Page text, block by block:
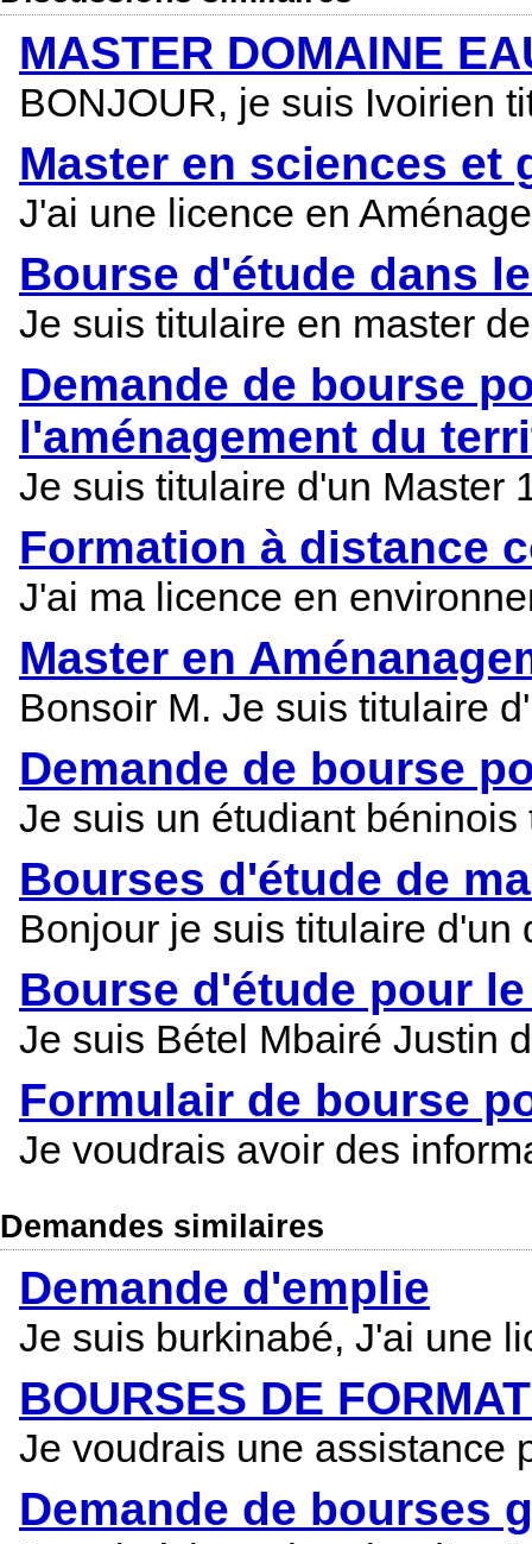
MASTER DOMAINE
BONJOUR, je suis Ivoirien
Master en sciences et
J'ai une licence en
Bourse d'étude dans
Je suis titulaire en master
Demande de bourse
l'aménagement du
Je suis titulaire d'un Master
Formation à distance
J'ai ma licence en
Master en
Bonsoir M. Je suis titulaire
Demande de bourse
Je suis un étudiant
Bourses d'étude de
Bonjour je suis titulaire
Bourse d'étude pour
Je suis Bétel Mbairé Justin
Formulair de bourse
Je voudrais avoir des
Demandes similaires
Demande d'emplie
Je suis burkinabé, J'ai une
BOURSES DE
Je voudrais une assistance
Demande de bourses